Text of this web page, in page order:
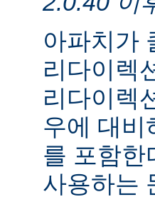
아파치가
리다이렉
리다이렉
우에 대비
를 포함한
사용하는